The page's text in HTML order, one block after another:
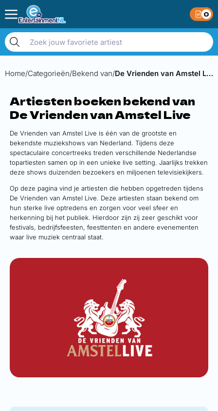
0
Home Categorieën Bekend van De Vrienden van Amstel Live
Artiesten boeken bekend van
De Vrienden van Amstel Live
De Vrienden van Amstel Live is één van de grootste en
bekendste muziekshows van Nederland. Tijdens deze
spectaculaire concertreeks treden verschillende Nederlandse
topartiesten samen op in een unieke live setting. Jaarlijks trekken
deze shows duizenden bezoekers en miljoenen televisiekijkers.
Op deze pagina vind je artiesten die hebben opgetreden tijdens
De Vrienden van Amstel Live. Deze artiesten staan bekend om
hun sterke live optredens en zorgen voor veel sfeer en
herkenning bij het publiek. Hierdoor zijn zij zeer geschikt voor
festivals, bedrijfsfeesten, feesttenten en andere evenementen
waar live muziek centraal staat.